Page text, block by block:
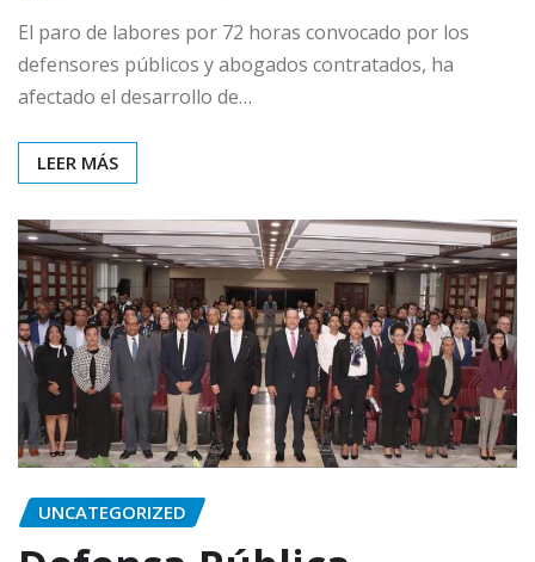
El paro de labores por 72 horas convocado por los
defensores públicos y abogados contratados, ha
afectado el desarrollo de…
LEER MÁS
UNCATEGORIZED